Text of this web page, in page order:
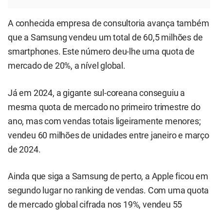
A conhecida empresa de consultoria avança também
que a Samsung vendeu um total de 60,5 milhões de
smartphones. Este número deu-lhe uma quota de
mercado de 20%, a nível global.
Já em 2024, a gigante sul-coreana conseguiu a
mesma quota de mercado no primeiro trimestre do
ano, mas com vendas totais ligeiramente menores;
vendeu 60 milhões de unidades entre janeiro e março
de 2024.
Ainda que siga a Samsung de perto, a Apple ficou em
segundo lugar no ranking de vendas. Com uma quota
de mercado global cifrada nos 19%, vendeu 55